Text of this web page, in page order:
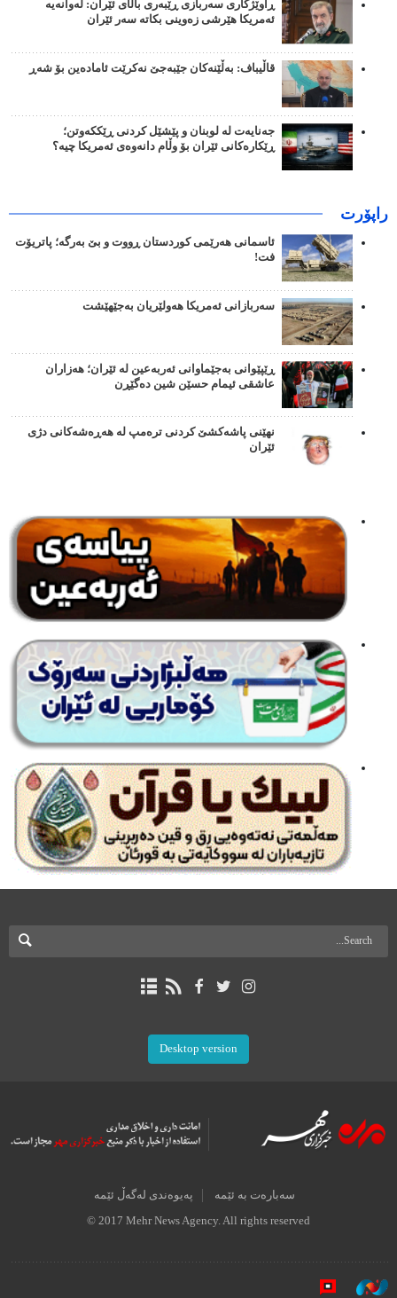
ڕاوێژکاری سەربازی ڕێبەری باڵای ئێران: لەوانەیە
ئەمریکا هێرشی زەوینی بکاتە سەر ئێران
قاڵیباف: بەڵێنەکان جێبەجێ نەکرێت ئامادەین بۆ شەڕ
جەنایەت لە لوبنان و پێشێل کردنی ڕێککەوتن؛
ڕێکارەکانی ئێران بۆ وڵام دانەوەی ئەمریکا چیە؟
راپۆرت
ئاسمانی هەرێمی کوردستان ڕووت و بێ بەرگە؛ پاتریۆت
فت!
سەربازانی ئەمریکا هەولێریان بەجێهێشت
ڕێپێوانی بەجێماوانی ئەربەعین لە ئێران؛ هەزاران
عاشقی ئیمام حسێن شین دەگێڕن
نهێنی پاشەکشێ کردنی ترەمپ لە هەڕەشەکانی دژی
ئێران
Desktop version
سەبارەت بە ئێمە پەیوەندی لەگەڵ ئێمە
© 2017 Mehr News Agency. All rights reserved